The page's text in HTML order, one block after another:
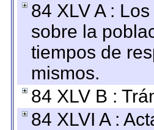
84 XLV A :
sobre la
tiempos de
mismos.
84 XLV B :
84 XLVI A :